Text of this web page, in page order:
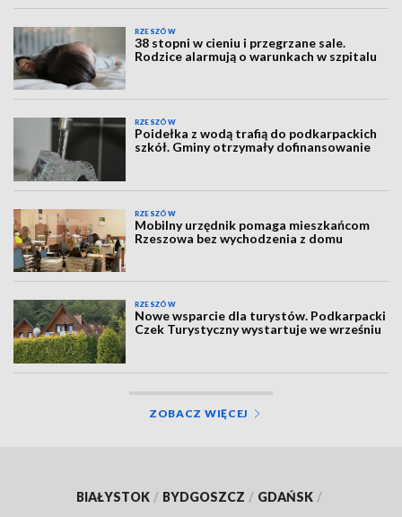
RZESZÓW
38 stopni w cieniu i przegrzane sale.
Rodzice alarmują o warunkach w szpitalu
RZESZÓW
Poidełka z wodą trafią do podkarpackich
szkół. Gminy otrzymały dofinansowanie
RZESZÓW
Mobilny urzędnik pomaga mieszkańcom
Rzeszowa bez wychodzenia z domu
RZESZÓW
Nowe wsparcie dla turystów. Podkarpacki
Czek Turystyczny wystartuje we wrześniu
ZOBACZ WIĘCEJ
BIAŁYSTOK / BYDGOSZCZ / GDAŃSK /